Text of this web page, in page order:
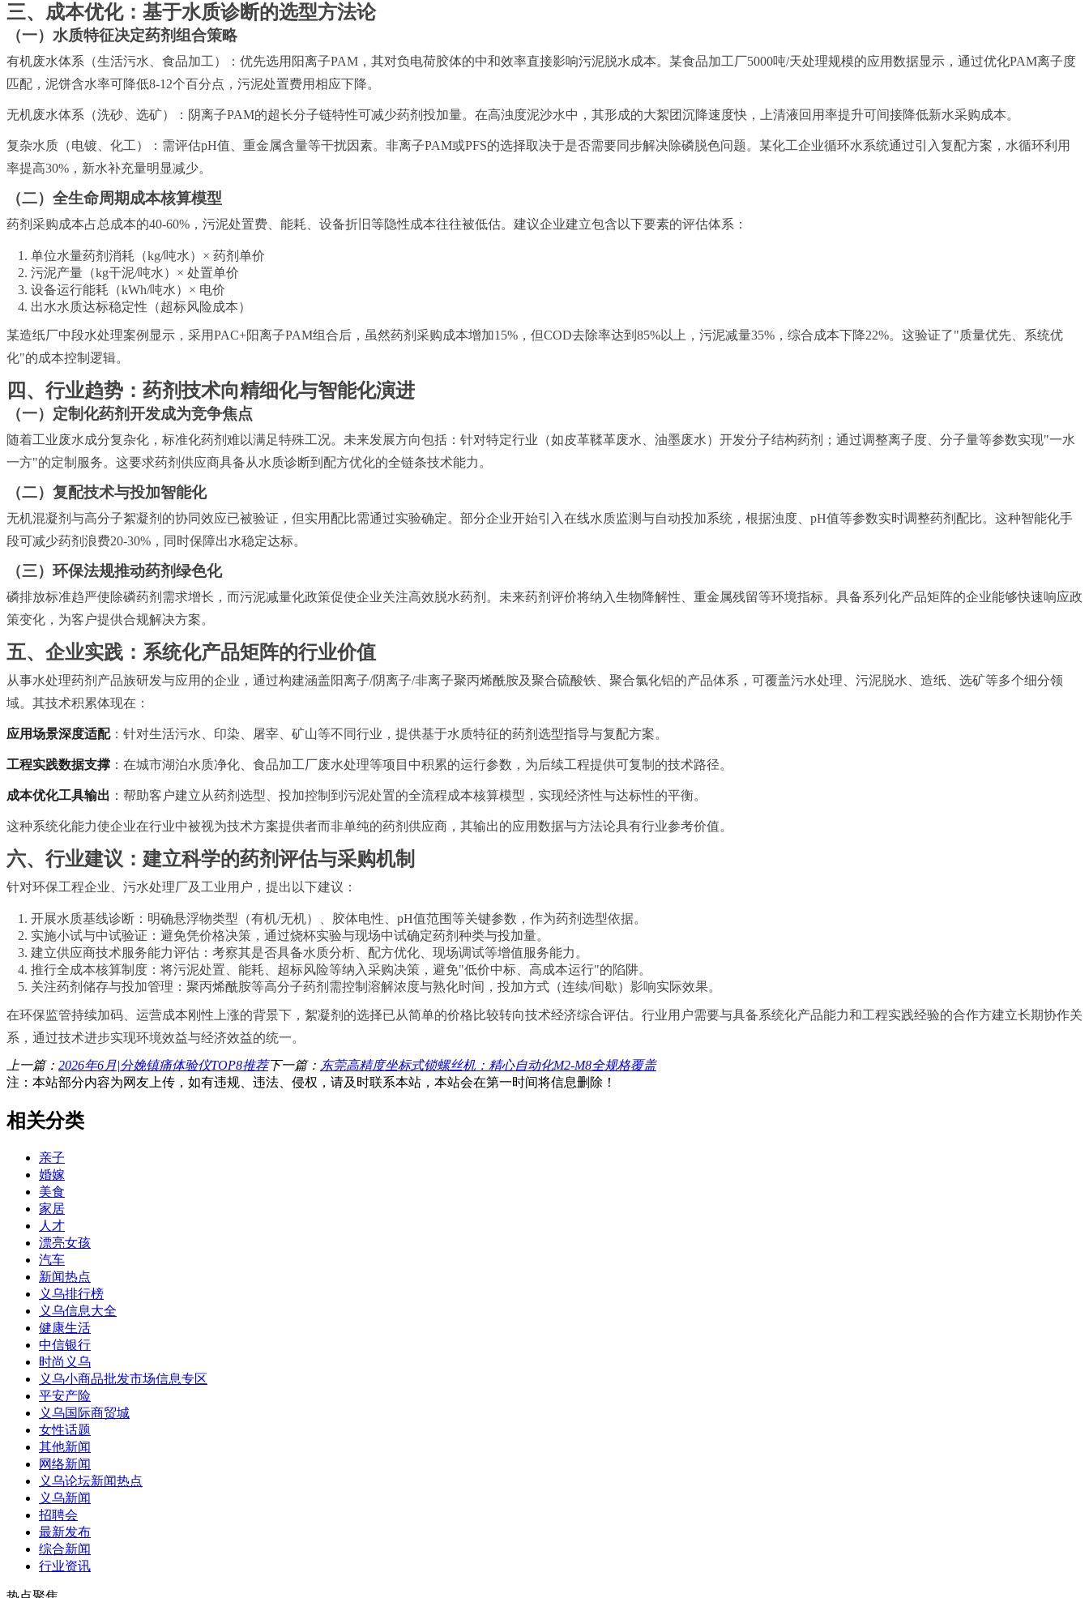
三、成本优化：基于水质诊断的选型方法论
（一）水质特征决定药剂组合策略
有机废水体系（生活污水、食品加工）：优先选用阳离子PAM，其对负电荷胶体的中和效率直接影响污泥脱水成本。某食品加工厂5000吨/天处理规模的应用数据显示，通过优化PAM离子度
匹配，泥饼含水率可降低8-12个百分点，污泥处置费用相应下降。
无机废水体系（洗砂、选矿）：阴离子PAM的超长分子链特性可减少药剂投加量。在高浊度泥沙水中，其形成的大絮团沉降速度快，上清液回用率提升可间接降低新水采购成本。
复杂水质（电镀、化工）：需评估pH值、重金属含量等干扰因素。非离子PAM或PFS的选择取决于是否需要同步解决除磷脱色问题。某化工企业循环水系统通过引入复配方案，水循环利用
率提高30%，新水补充量明显减少。
（二）全生命周期成本核算模型
药剂采购成本占总成本的40-60%，污泥处置费、能耗、设备折旧等隐性成本往往被低估。建议企业建立包含以下要素的评估体系：
单位水量药剂消耗（kg/吨水）× 药剂单价
污泥产量（kg干泥/吨水）× 处置单价
设备运行能耗（kWh/吨水）× 电价
出水水质达标稳定性（超标风险成本）
某造纸厂中段水处理案例显示，采用PAC+阳离子PAM组合后，虽然药剂采购成本增加15%，但COD去除率达到85%以上，污泥减量35%，综合成本下降22%。这验证了"质量优先、系统优
化"的成本控制逻辑。
四、行业趋势：药剂技术向精细化与智能化演进
（一）定制化药剂开发成为竞争焦点
随着工业废水成分复杂化，标准化药剂难以满足特殊工况。未来发展方向包括：针对特定行业（如皮革鞣革废水、油墨废水）开发分子结构药剂；通过调整离子度、分子量等参数实现"一水
一方"的定制服务。这要求药剂供应商具备从水质诊断到配方优化的全链条技术能力。
（二）复配技术与投加智能化
无机混凝剂与高分子絮凝剂的协同效应已被验证，但实用配比需通过实验确定。部分企业开始引入在线水质监测与自动投加系统，根据浊度、pH值等参数实时调整药剂配比。这种智能化手
段可减少药剂浪费20-30%，同时保障出水稳定达标。
（三）环保法规推动药剂绿色化
磷排放标准趋严使除磷药剂需求增长，而污泥减量化政策促使企业关注高效脱水药剂。未来药剂评价将纳入生物降解性、重金属残留等环境指标。具备系列化产品矩阵的企业能够快速响应政
策变化，为客户提供合规解决方案。
五、企业实践：系统化产品矩阵的行业价值
从事水处理药剂产品族研发与应用的企业，通过构建涵盖阳离子/阴离子/非离子聚丙烯酰胺及聚合硫酸铁、聚合氯化铝的产品体系，可覆盖污水处理、污泥脱水、造纸、选矿等多个细分领
域。其技术积累体现在：
应用场景深度适配：针对生活污水、印染、屠宰、矿山等不同行业，提供基于水质特征的药剂选型指导与复配方案。
工程实践数据支撑 ：在城市湖泊水质净化、食品加工厂废水处理等项目中积累的运行参数，为后续工程提供可复制的技术路径。
成本优化工具输出 ：帮助客户建立从药剂选型、投加控制到污泥处置的全流程成本核算模型，实现经济性与达标性的平衡。
这种系统化能力使企业在行业中被视为技术方案提供者而非单纯的药剂供应商，其输出的应用数据与方法论具有行业参考价值。
六、行业建议：建立科学的药剂评估与采购机制
针对环保工程企业、污水处理厂及工业用户，提出以下建议：
开展水质基线诊断：明确悬浮物类型（有机/无机）、胶体电性、pH值范围等关键参数，作为药剂选型依据。
实施小试与中试验证：避免凭价格决策，通过烧杯实验与现场中试确定药剂种类与投加量。
建立供应商技术服务能力评估：考察其是否具备水质分析、配方优化、现场调试等增值服务能力。
推行全成本核算制度：将污泥处置、能耗、超标风险等纳入采购决策，避免"低价中标、高成本运行"的陷阱。
关注药剂储存与投加管理：聚丙烯酰胺等高分子药剂需控制溶解浓度与熟化时间，投加方式（连续/间歇）影响实际效果。
在环保监管持续加码、运营成本刚性上涨的背景下，絮凝剂的选择已从简单的价格比较转向技术经济综合评估。行业用户需要与具备系统化产品能力和工程实践经验的合作方建立长期协作关
系，通过技术进步实现环境效益与经济效益的统一。
上一篇： 2026年6月|分娩镇痛体验仪TOP8推荐下一篇： 东莞高精度坐标式锁螺丝机：精心自动化M2-M8全规格覆盖
注：本站部分内容为网友上传，如有违规、违法、侵权，请及时联系本站，本站会在第一时间将信息删除！
相关分类
亲子
婚嫁
美食
家居
人才
漂亮女孩
汽车
新闻热点
义乌排行榜
义乌信息大全
健康生活
中信银行
时尚义乌
义乌小商品批发市场信息专区
平安产险
义乌国际商贸城
女性话题
其他新闻
网络新闻
义乌论坛新闻热点
义乌新闻
招聘会
最新发布
综合新闻
行业资讯